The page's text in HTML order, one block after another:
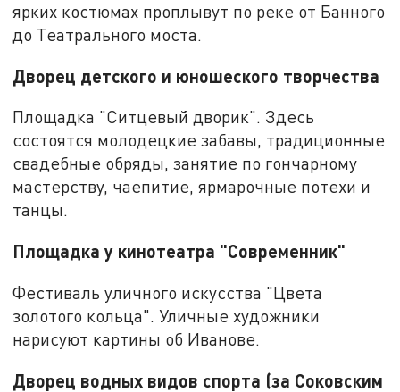
ярких костюмах проплывут по реке от Банного
до Театрального моста.
Дворец детского и юношеского творчества
Площадка "Ситцевый дворик". Здесь
состоятся молодецкие забавы, традиционные
свадебные обряды, занятие по гончарному
мастерству, чаепитие, ярмарочные потехи и
танцы.
Площадка у кинотеатра "Современник"
Фестиваль уличного искусства "Цвета
золотого кольца". Уличные художники
нарисуют картины об Иванове.
Дворец водных видов спорта (за Соковским